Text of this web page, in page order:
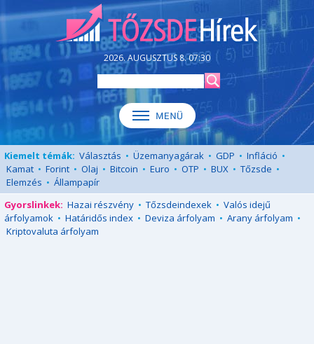
2026. AUGUSZTUS 8. 07:30
Kiemelt témák: Választás • Üzemanyagárak • GDP • Infláció •
Kamat • Forint • Olaj • Bitcoin • Euro • OTP • BUX • Tőzsde •
Elemzés • Állampapír
Gyorslinkek: Hazai részvény • Tőzsdeindexek • Valós idejű
árfolyamok • Határidős index • Deviza árfolyam • Arany árfolyam •
Kriptovaluta árfolyam